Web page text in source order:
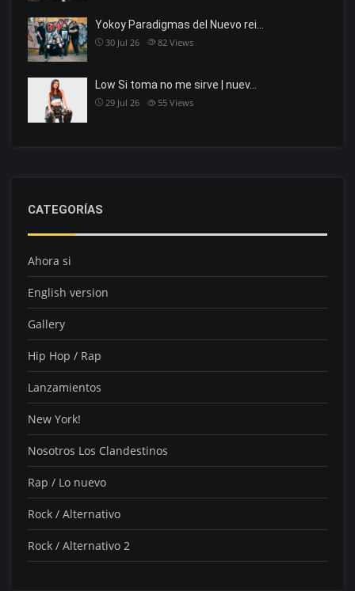
Yokoy Paradigmas del Nuevo rei…
30 Jul 26 82 Views
Low Si toma no me sirve | nuev…
29 Jul 26 55 Views
CATEGORÍAS
Ahora si
English version
Gallery
Hip Hop / Rap
Lanzamientos
New York!
Nosotros Los Clandestinos
Rap / Lo nuevo
Rock / Alternativo
Rock / Alternativo 2